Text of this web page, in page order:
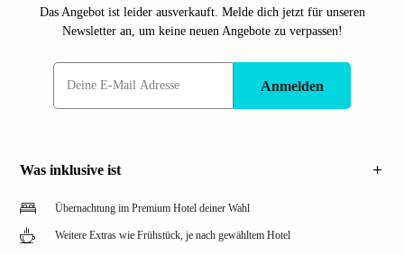
Das Angebot ist leider ausverkauft. Melde dich jetzt für unseren
Newsletter an, um keine neuen Angebote zu verpassen!
Anmelden
Was inklusive ist
Übernachtung im Premium Hotel deiner Wahl
Weitere Extras wie Frühstück, je nach gewähltem Hotel